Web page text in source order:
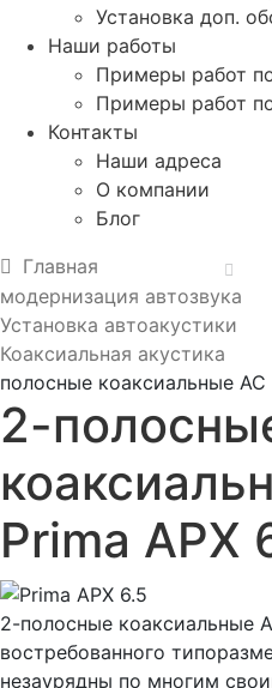
Установка доп.
Наши работы
Примеры работ
Примеры работ
Контакты
Наши адреса
О компании
Блог
Главная
модернизация автозвука
Установка автоакустики
Коаксиальная акустика
полосные коаксиальные АС
2-
Prima APX
2-полосные коаксиальные
востребованного
незаурядны по многим